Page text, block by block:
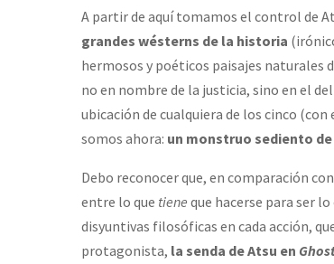
A partir de aquí tomamos el control de
grandes wésterns de la historia
hermosos y poéticos paisajes naturales
no en nombre de la justicia, sino en el
ubicación de cualquiera de los cinco
somos ahora: un monstruo sediento
Debo reconocer que, en comparación
entre lo que tiene que hacerse para ser lo
disyuntivas filosóficas en cada acción,
protagonista, la senda de Atsu en